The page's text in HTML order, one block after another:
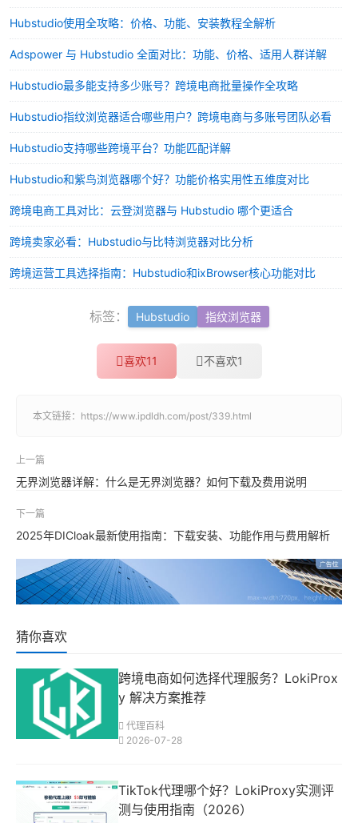
Hubstudio使用全攻略：价格、功能、安装教程全解析
Adspower 与 Hubstudio 全面对比：功能、价格、适用人群详解
Hubstudio最多能支持多少账号？跨境电商批量操作全攻略
Hubstudio指纹浏览器适合哪些用户？跨境电商与多账号团队必看
Hubstudio支持哪些跨境平台？功能匹配详解
Hubstudio和紫鸟浏览器哪个好？功能价格实用性五维度对比
跨境电商工具对比：云登浏览器与 Hubstudio 哪个更适合
跨境卖家必看：Hubstudio与比特浏览器对比分析
跨境运营工具选择指南：Hubstudio和ixBrowser核心功能对比
标签： Hubstudio 指纹浏览器
喜欢11 不喜欢1
本文链接： https://www.ipdldh.com/post/339.html
上一篇
无界浏览器详解：什么是无界浏览器？如何下载及费用说明
下一篇
2025年DICloak最新使用指南：下载安装、功能作用与费用解析
猜你喜欢
跨境电商如何选择代理服务？LokiProx
y 解决方案推荐
代理百科
2026-07-28
TikTok代理哪个好？LokiProxy实测评
测与使用指南（2026）